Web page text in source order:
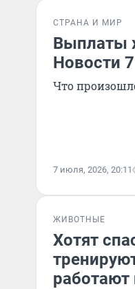
СТРАНА И МИР
Выплаты
Новости
Что
7 июля, 2026, 20:11
ЖИВОТНЫЕ
Хотят